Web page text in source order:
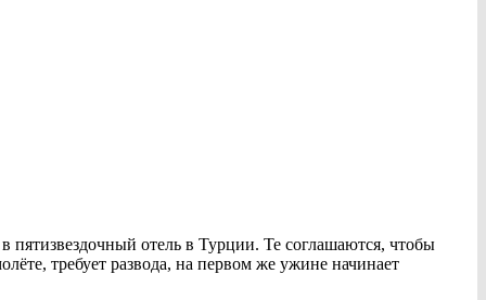
пятизвездочный отель в Турции. Те соглашаются, чтобы
требует развода, на первом же ужине начинает